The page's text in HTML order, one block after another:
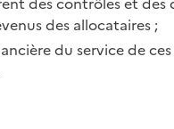
des allocataires ;
du service de